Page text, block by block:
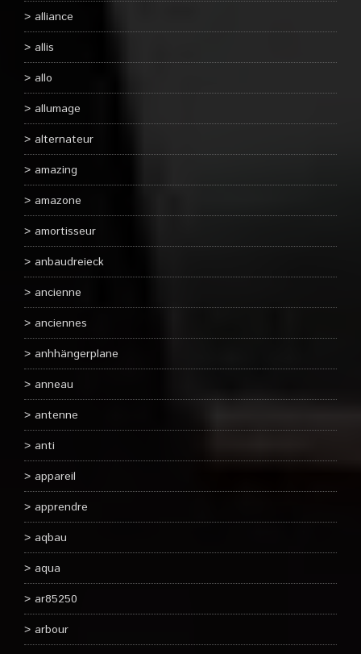
alliance
allis
allo
allumage
alternateur
amazing
amazone
amortisseur
anbaudreieck
ancienne
anciennes
anhhängerplane
anneau
antenne
anti
appareil
apprendre
aqbau
aqua
ar85250
arbour